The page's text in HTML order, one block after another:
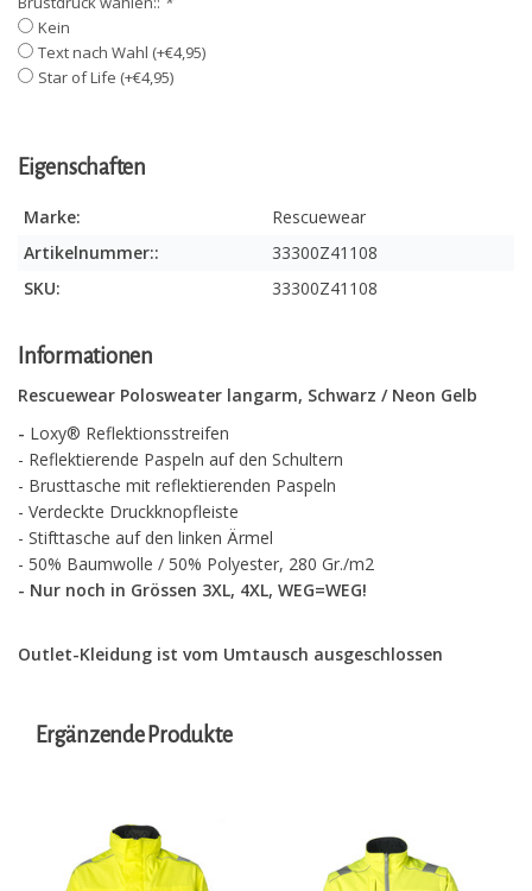
Kein
Text nach Wahl (+€4,95)
Star of Life (+€4,95)
Eigenschaften
Marke:
Rescuewear
Artikelnummer::
33300Z41108
SKU:
33300Z41108
Informationen
Rescuewear Polosweater langarm, Schwarz / Neon Gelb
- Loxy® Reflektionsstreifen
- Reflektierende Paspeln auf den Schultern
- Brusttasche mit reflektierenden Paspeln
- Verdeckte Druckknopfleiste
- Stifttasche auf den linken Ärmel
- 50% Baumwolle / 50% Polyester, 280 Gr./m2
- Nur noch in Grössen 3XL, 4XL, WEG=WEG!
Outlet-Kleidung ist vom Umtausch ausgeschlossen
Ergänzende Produkte